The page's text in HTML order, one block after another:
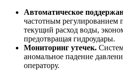
Автоматическое
частотным регулированием
текущий расход воды,
предотвращая гидроудары.
Мониторинг утечек.
аномальное падение
оператору.